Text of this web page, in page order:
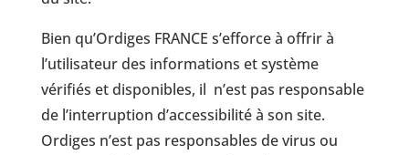
Bien qu’Ordiges FRANCE s’efforce à offrir à
l’utilisateur des informations et système
vérifiés et disponibles, il n’est pas responsable
de l’interruption d’accessibilité à son site.
Ordiges n’est pas responsables de virus ou